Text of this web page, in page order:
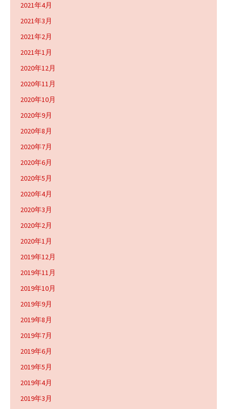
2021年4月
2021年3月
2021年2月
2021年1月
2020年12月
2020年11月
2020年10月
2020年9月
2020年8月
2020年7月
2020年6月
2020年5月
2020年4月
2020年3月
2020年2月
2020年1月
2019年12月
2019年11月
2019年10月
2019年9月
2019年8月
2019年7月
2019年6月
2019年5月
2019年4月
2019年3月